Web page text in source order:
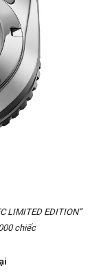
LIMITED EDITION”
chiếc